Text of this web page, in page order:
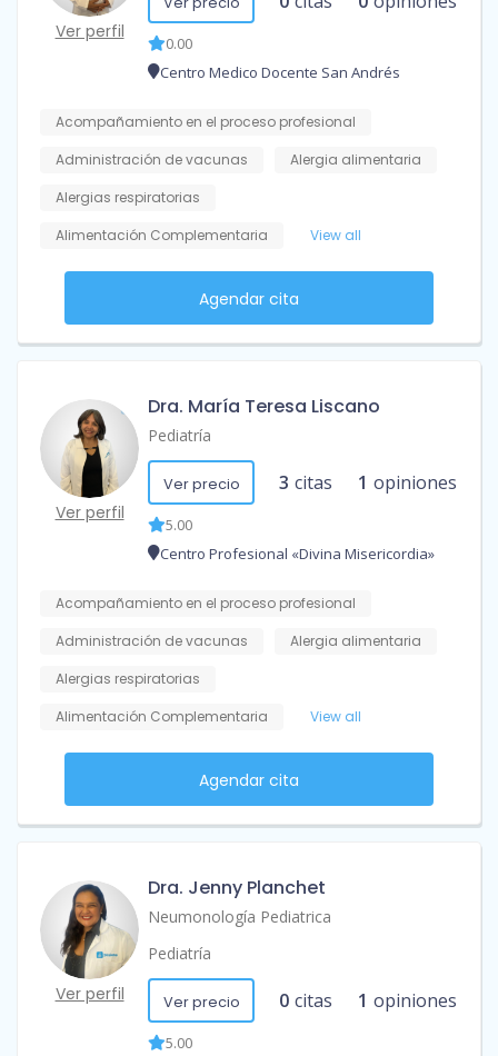
Ver perfil
0.00
Centro Medico Docente San Andrés
Acompañamiento en el proceso profesional
Administración de vacunas
Alergia alimentaria
Alergias respiratorias
Alimentación Complementaria
View all
Agendar cita
Ver perfil
Dra. María Teresa Liscano
Pediatría
Ver precio 3 citas 1 opiniones
5.00
Centro Profesional «Divina Misericordia»
Acompañamiento en el proceso profesional
Administración de vacunas
Alergia alimentaria
Alergias respiratorias
Alimentación Complementaria
View all
Agendar cita
Ver perfil
Dra. Jenny Planchet
Neumonología Pediatrica
Pediatría
Ver precio 0 citas 1 opiniones
5.00